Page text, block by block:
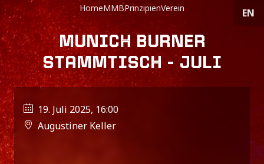
HomeMMBPrinzipienVerein EN
MUNICH BURNER
STAMMTISCH - JULI
19. Juli 2025, 16:00
Augustiner Keller